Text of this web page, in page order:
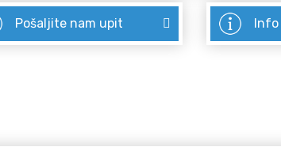
Pošaljite nam upit Info